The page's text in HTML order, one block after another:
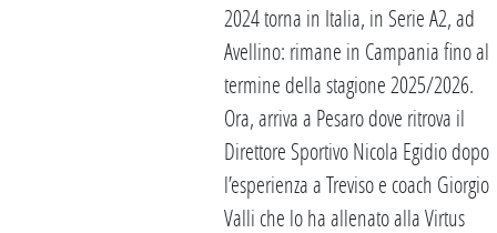
2024 torna in Italia, in Serie A2, ad
Avellino: rimane in Campania fino al
termine della stagione 2025/2026.
Ora, arriva a Pesaro dove ritrova il
Direttore Sportivo Nicola Egidio dopo
l’esperienza a Treviso e coach Giorgio
Valli che lo ha allenato alla Virtus